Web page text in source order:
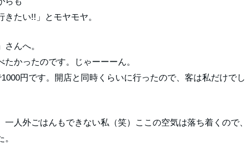
きたい!!」とモヤモヤ。
んへ。
かったのです。じゃーーーん。
円です。開店と同時くらいに行ったので、客は私だけでし
人外ごはんもできない私（笑）ここの空気は落ち着くので、